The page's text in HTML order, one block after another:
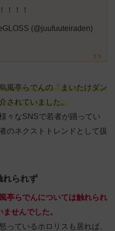
！！！
(@juufuuteiraden)
風亭らでんの「まいたけダン
されていました。
々なSNSで若者が踊ってい
のネクストトレンドとして扱
れられず
亭らでんについては触れられ
せんでした。
っているホロリスも居れば、